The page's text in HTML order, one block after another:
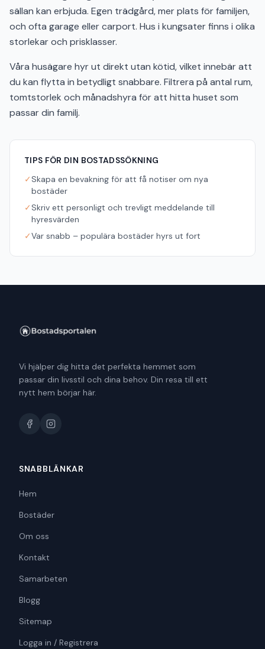
sällan kan erbjuda. Egen trädgård, mer plats för familjen,
och ofta garage eller carport. Hus i kungsater finns i olika
storlekar och prisklasser.
Våra husägare hyr ut direkt utan kötid, vilket innebär att
du kan flytta in betydligt snabbare. Filtrera på antal rum,
tomtstorlek och månadshyra för att hitta huset som
passar din familj.
TIPS FÖR DIN BOSTADSSÖKNING
✓Skapa en bevakning för att få notiser om nya
bostäder
✓Skriv ett personligt och trevligt meddelande till
hyresvärden
✓Var snabb – populära bostäder hyrs ut fort
Vi hjälper dig hitta det perfekta hemmet som
passar din livsstil och dina behov. Din resa till ett
nytt hem börjar här.
SNABBLÄNKAR
Hem
Bostäder
Om oss
Kontakt
Samarbeten
Blogg
Sitemap
Logga in / Registrera